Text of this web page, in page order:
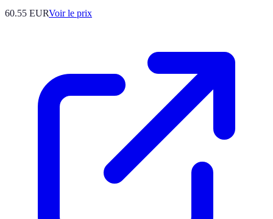
60.55 EURVoir le prix